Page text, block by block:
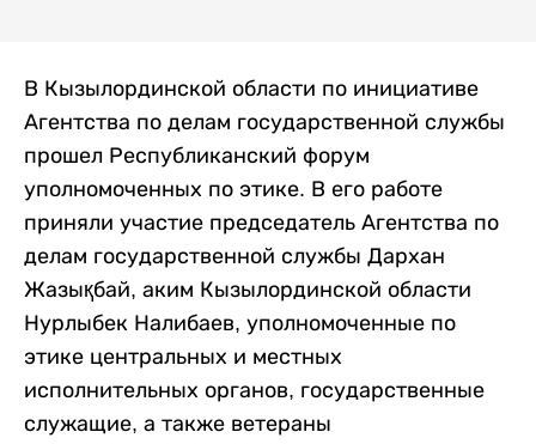
В Кызылординской области по инициативе
Агентства по делам государственной службы
прошел Республиканский форум
уполномоченных по этике. В его работе
приняли участие председатель Агентства по
делам государственной службы Дархан
Жазықбай, аким Кызылординской области
Нурлыбек Налибаев, уполномоченные по
этике центральных и местных
исполнительных органов, государственные
служащие, а также ветераны